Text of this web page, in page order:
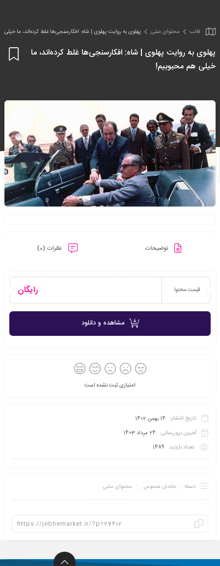
قالب محتوای متنی پهلوی به روایت پهلوی | شاه: افکارسنجی‌ها غلط کرده‌اند، ما خیلی
پهلوی به روایت پهلوی | شاه: افکارسنجی‌ها غلط کرده‌اند، ما
خیلی هم محبوبیم!
توضیحات نظرات (0)
قیمت محتوا رایگان
مشاهده و دانلود
امتیازی ثبت نشده است
تاریخ انتشار: 14 بهمن 1402
آخرین بروزرسانی: 24 مرداد 1403
تعداد بازدید: 1489
دسته: خاندان منحوس محتوای متنی